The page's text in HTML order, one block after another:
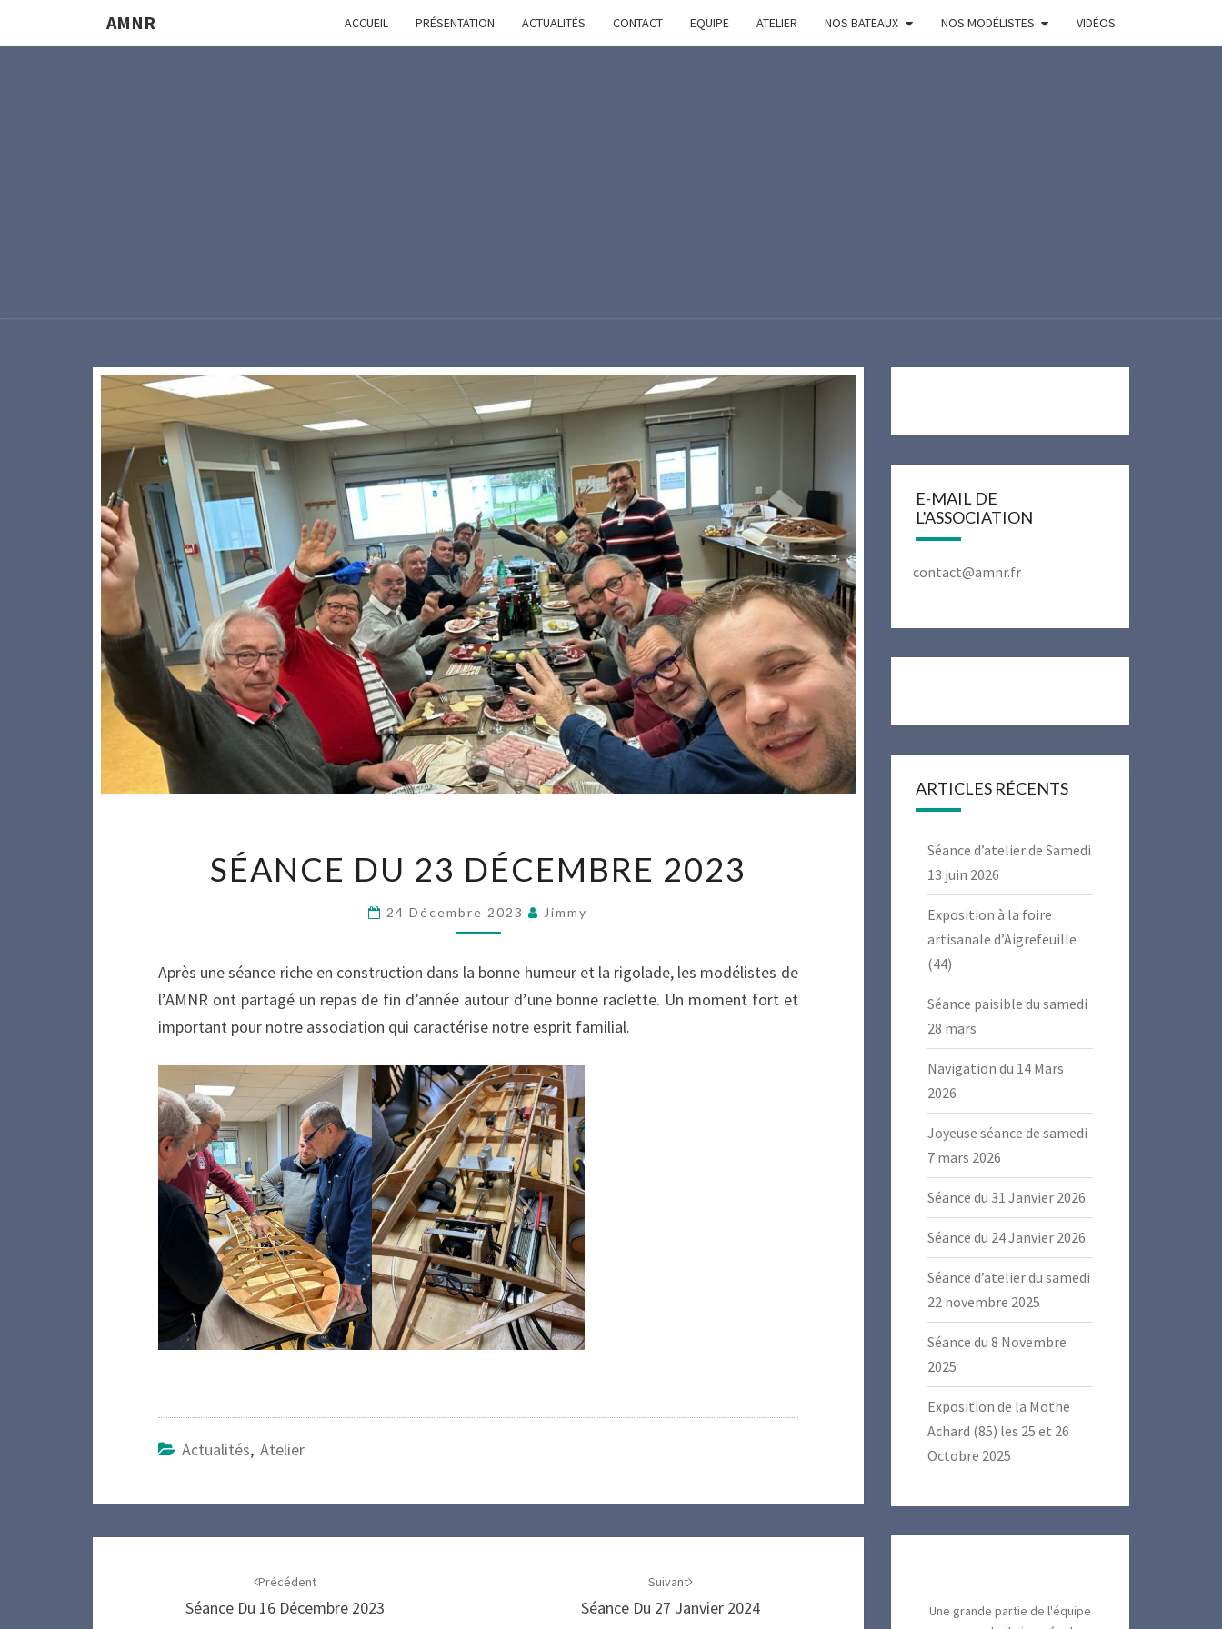
AMNR ACCUEIL PRÉSENTATION ACTUALITÉS CONTACT EQUIPE ATELIER NOS BATEAUX NOS MODÉLISTES VIDÉOS
DU
SÉANCE DU 23 DÉCEMBRE 2023
24 Décembre 2023 Jimmy
Après une séance riche en construction dans la bonne humeur et la rigolade, les modélistes de
l’AMNR ont partagé un repas de fin d’année autour d’une bonne raclette. Un moment fort et
important pour notre association qui caractérise notre esprit familial.
Actualités, Atelier
Précédent
Séance Du 16 Décembre 2023
Suivant
Séance Du 27 Janvier 2024
E-MAIL DE
L’ASSOCIATION
contact@amnr.fr
ARTICLES RÉCENTS
Séance d’atelier de Samedi
13 juin 2026
Exposition à la foire
artisanale d’Aigrefeuille
(44)
Séance paisible du samedi
28 mars
Navigation du 14 Mars
2026
Joyeuse séance de samedi
7 mars 2026
Séance du 31 Janvier 2026
Séance du 24 Janvier 2026
Séance d’atelier du samedi
22 novembre 2025
Séance du 8 Novembre
2025
Exposition de la Mothe
Achard (85) les 25 et 26
Octobre 2025
Une grande partie de l'équipe